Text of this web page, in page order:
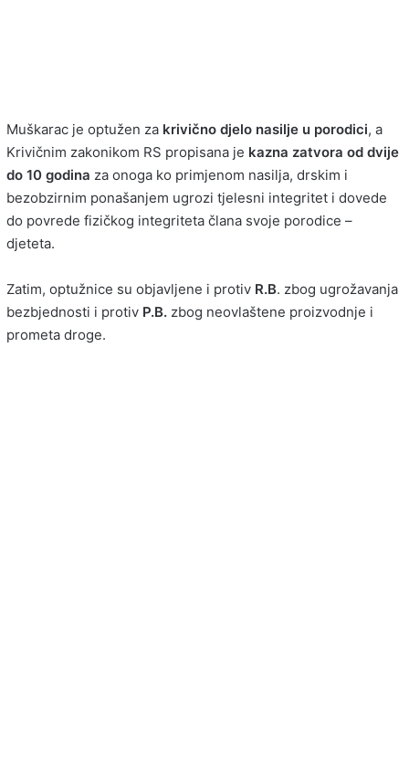
Muškarac je optužen za krivično djelo nasilje u porodici, a
Krivičnim zakonikom RS propisana je kazna zatvora od dvije
do 10 godina za onoga ko primjenom nasilja, drskim i
bezobzirnim ponašanjem ugrozi tjelesni integritet i dovede
do povrede fizičkog integriteta člana svoje porodice –
djeteta.
Zatim, optužnice su objavljene i protiv R.B. zbog ugrožavanja
bezbjednosti i protiv P.B. zbog neovlaštene proizvodnje i
prometa droge.